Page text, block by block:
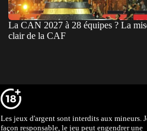
La CAN 2027 à 28 équipes ? La
clair de la CAF
Les jeux d'argent sont interdits aux mineurs.
façon responsable, le jeu peut engendrer une